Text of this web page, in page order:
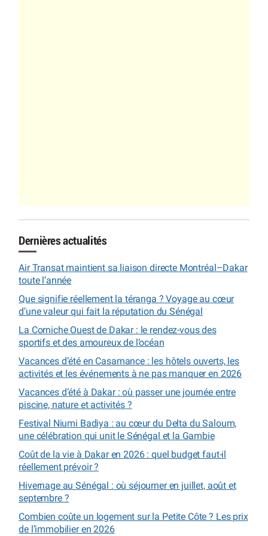
Dernières actualités
Air Transat maintient sa liaison directe Montréal–Dakar
toute l’année
Que signifie réellement la téranga ? Voyage au cœur
d’une valeur qui fait la réputation du Sénégal
La Corniche Ouest de Dakar : le rendez-vous des
sportifs et des amoureux de l’océan
Vacances d’été en Casamance : les hôtels ouverts, les
activités et les événements à ne pas manquer en 2026
Vacances d’été à Dakar : où passer une journée entre
piscine, nature et activités ?
Festival Niumi Badiya : au cœur du Delta du Saloum,
une célébration qui unit le Sénégal et la Gambie
Coût de la vie à Dakar en 2026 : quel budget faut-il
réellement prévoir ?
Hivernage au Sénégal : où séjourner en juillet, août et
septembre ?
Combien coûte un logement sur la Petite Côte ? Les prix
de l’immobilier en 2026